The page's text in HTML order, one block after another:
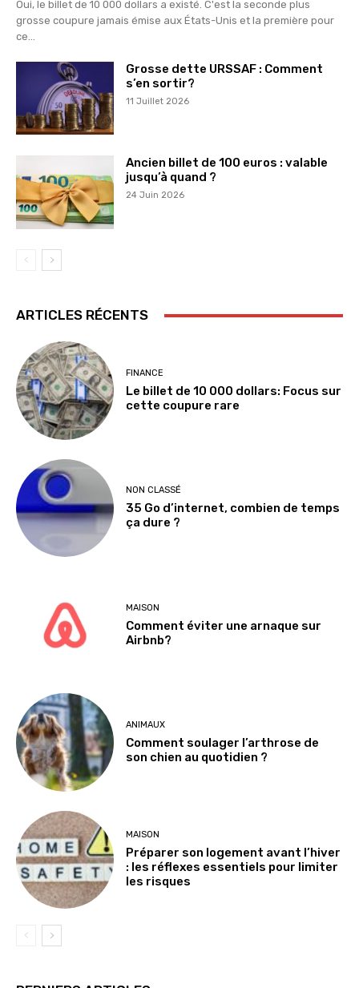
Oui, le billet de 10 000 dollars a existé. C'est la seconde plus
grosse coupure jamais émise aux États-Unis et la première pour
ce...
Grosse dette URSSAF : Comment
s’en sortir?
11 Juillet 2026
Ancien billet de 100 euros : valable
jusqu’à quand ?
24 Juin 2026
ARTICLES RÉCENTS
FINANCE
Le billet de 10 000 dollars: Focus sur
cette coupure rare
NON CLASSÉ
35 Go d’internet, combien de temps
ça dure ?
MAISON
Comment éviter une arnaque sur
Airbnb?
ANIMAUX
Comment soulager l’arthrose de
son chien au quotidien ?
MAISON
Préparer son logement avant l’hiver
: les réflexes essentiels pour limiter
les risques